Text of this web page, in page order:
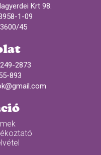
Krt 98.
1-09
45
2873
893